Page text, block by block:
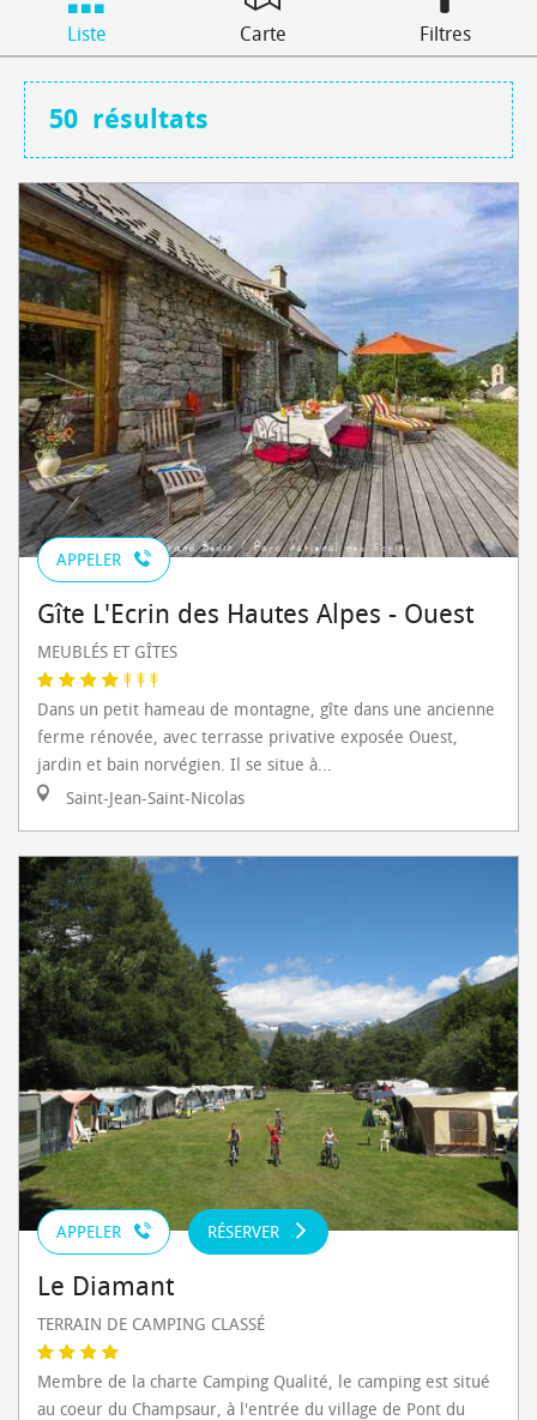
Liste Carte Filtres
50 résultats
APPELER
Gîte L'Ecrin des Hautes Alpes - Ouest
MEUBLÉS ET GÎTES
Dans un petit hameau de montagne, gîte dans une ancienne
ferme rénovée, avec terrasse privative exposée Ouest,
jardin et bain norvégien. Il se situe à...
Saint-Jean-Saint-Nicolas
APPELER RÉSERVER
Le Diamant
TERRAIN DE CAMPING CLASSÉ
Membre de la charte Camping Qualité, le camping est situé
au coeur du Champsaur, à l'entrée du village de Pont du